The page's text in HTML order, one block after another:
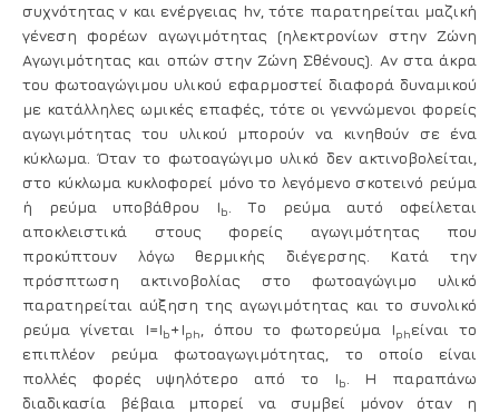
συχνότητας ν και ενέργειας hν, τότε παρατηρείται μαζική
γένεση φορέων αγωγιμότητας (ηλεκτρονίων στην Ζώνη
Αγωγιμότητας και οπών στην Ζώνη Σθένους). Αν στα άκρα
του φωτοαγώγιμου υλικού εφαρμοστεί διαφορά δυναμικού
με κατάλληλες ωμικές επαφές, τότε οι γεννώμενοι φορείς
αγωγιμότητας του υλικού μπορούν να κινηθούν σε ένα
κύκλωμα. Όταν το φωτοαγώγιμο υλικό δεν ακτινοβολείται,
στο κύκλωμα κυκλοφορεί μόνο το λεγόμενο σκοτεινό ρεύμα
ή ρεύμα υποβάθρου
Ιb
. Το ρεύμα αυτό οφείλεται
αποκλειστικά στους φορείς αγωγιμότητας που
προκύπτουν λόγω θερμικής διέγερσης. Κατά την
πρόσπτωση ακτινοβολίας στο φωτοαγώγιμο υλικό
παρατηρείται αύξηση της αγωγιμότητας και το συνολικό
ρεύμα γίνεται
I=Ib+Iph , όπου το φωτορεύμα Iphείναι το
επιπλέον ρεύμα φωτοαγωγιμότητας, το οποίο είναι
πολλές φορές υψηλότερο από το
Ιb
. Η παραπάνω
διαδικασία βέβαια μπορεί να συμβεί μόνον όταν η